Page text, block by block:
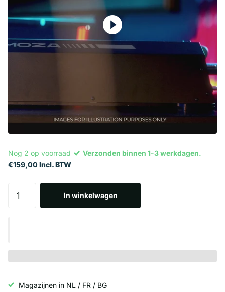
Nog 2 op voorraad
Verzonden binnen 1-3 werkdagen.
€159,00 Incl. BTW
In winkelwagen
Magazijnen in NL / FR / BG